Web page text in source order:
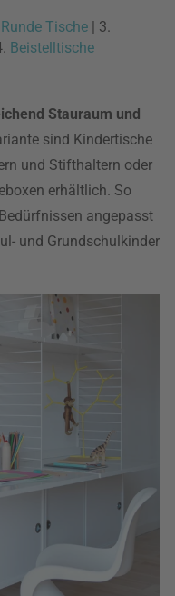
Runde Tische| 3.
Beistelltische
Stauraum und
sind Kindertische
und Stifthaltern oder
erhältlich. So
angepasst
und Grundschulkinder